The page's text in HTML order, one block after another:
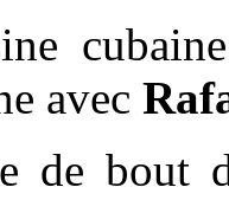
avec
de bout